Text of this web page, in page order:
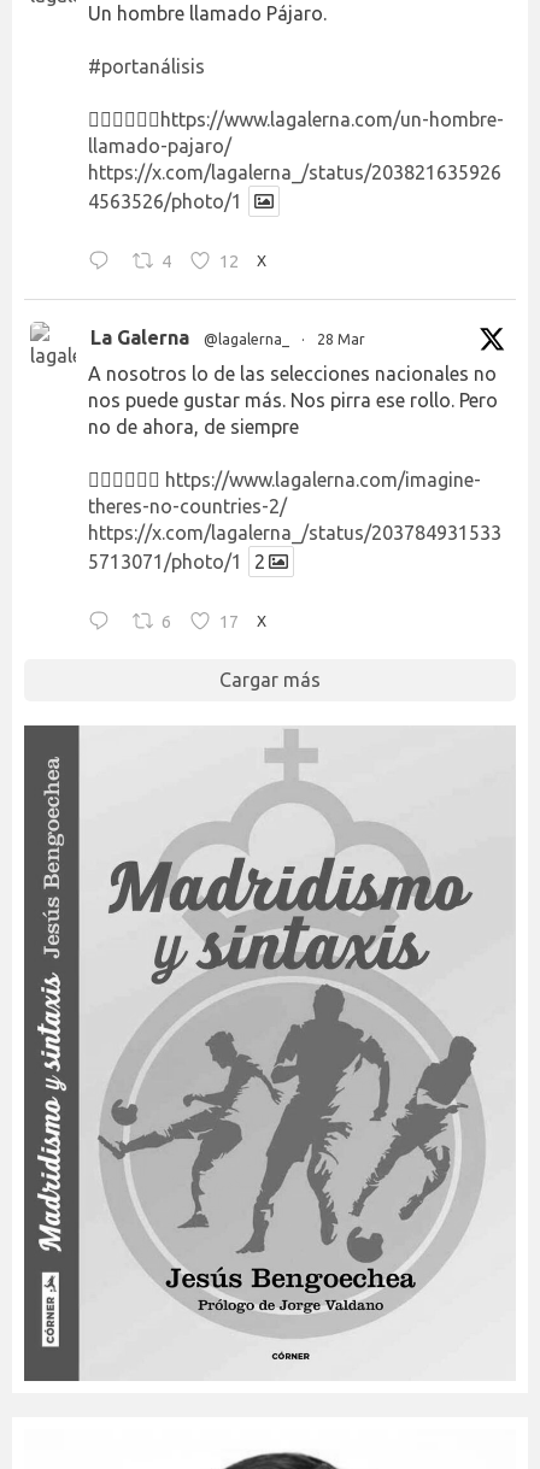
Un hombre llamado Pájaro.
#portanálisis
👉🏻👉🏻👉🏻 https://www.lagalerna.com/un-hombre-
llamado-pajaro/
https://x.com/lagalerna_/status/203821635926
4563526/photo/1
4 12 X
La Galerna @lagalerna_ · 28 Mar
A nosotros lo de las selecciones nacionales no
nos puede gustar más. Nos pirra ese rollo. Pero
no de ahora, de siempre
👉🏻👉🏻👉🏻 https://www.lagalerna.com/imagine-
theres-no-countries-2/
https://x.com/lagalerna_/status/203784931533
5713071/photo/1
2
6 17 X
Cargar más